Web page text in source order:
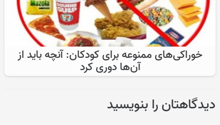
خوراکی‌های ممنوعه برای کودکان: آنچه باید از
آن‌ها دوری کرد
دیدگاهتان را بنویسید